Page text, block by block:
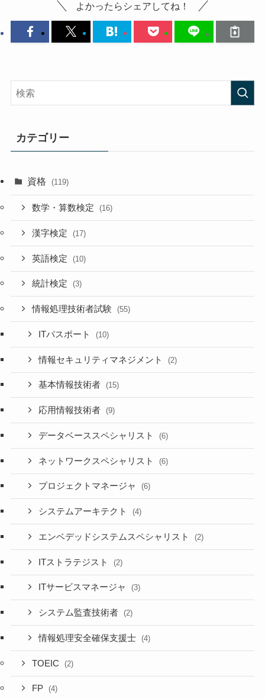
よかったらシェアしてね！
カテゴリー
資格 (119)
数学・算数検定 (16)
漢字検定 (17)
英語検定 (10)
統計検定 (3)
情報処理技術者試験 (55)
ITパスポート (10)
情報セキュリティマネジメント (2)
基本情報技術者 (15)
応用情報技術者 (9)
データベーススペシャリスト (6)
ネットワークスペシャリスト (6)
プロジェクトマネージャ (6)
システムアーキテクト (4)
エンベデッドシステムスペシャリスト (2)
ITストラテジスト (2)
ITサービスマネージャ (3)
システム監査技術者 (2)
情報処理安全確保支援士 (4)
TOEIC (2)
FP (4)